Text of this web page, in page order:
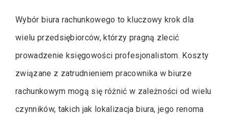
Wybór biura rachunkowego to kluczowy krok dla
wielu przedsiębiorców, którzy pragną zlecić
prowadzenie księgowości profesjonalistom. Koszty
związane z zatrudnieniem pracownika w biurze
rachunkowym mogą się różnić w zależności od wielu
czynników, takich jak lokalizacja biura, jego renoma